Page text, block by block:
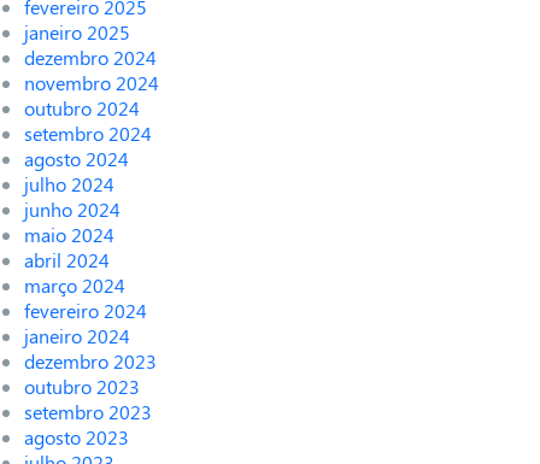
fevereiro 2025
janeiro 2025
dezembro 2024
novembro 2024
outubro 2024
setembro 2024
agosto 2024
julho 2024
junho 2024
maio 2024
abril 2024
março 2024
fevereiro 2024
janeiro 2024
dezembro 2023
outubro 2023
setembro 2023
agosto 2023